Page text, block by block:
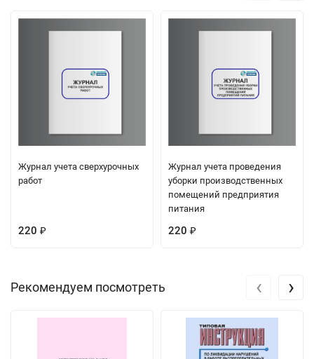
Журнал учета сверхурочных
работ
220 ₽
Журнал учета проведения
уборки производственных
помещений предприятия
питания
220 ₽
Рекомендуем посмотреть ‹ ›